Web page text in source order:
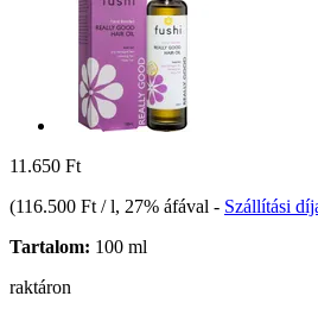
11.650 Ft
(116.500 Ft / l, 27% áfával - Szállítási
Tartalom: 100 ml
raktáron